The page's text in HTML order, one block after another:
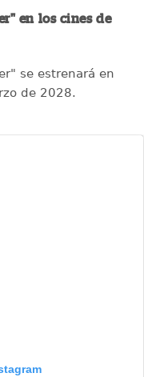
en los cines de
se estrenará en
de 2028.